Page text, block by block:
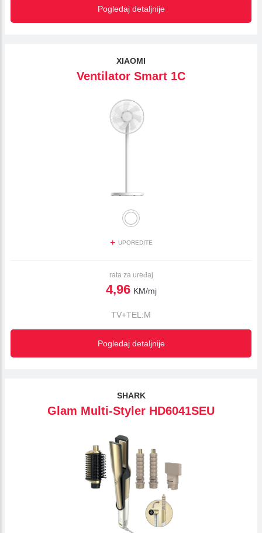
Pogledaj detaljnije
XIAOMI
Ventilator Smart 1C
+ UPOREDITE
rata za uređaj
4,96 KM/mj
TV+TEL:M
Pogledaj detaljnije
SHARK
Glam Multi-Styler HD6041SEU